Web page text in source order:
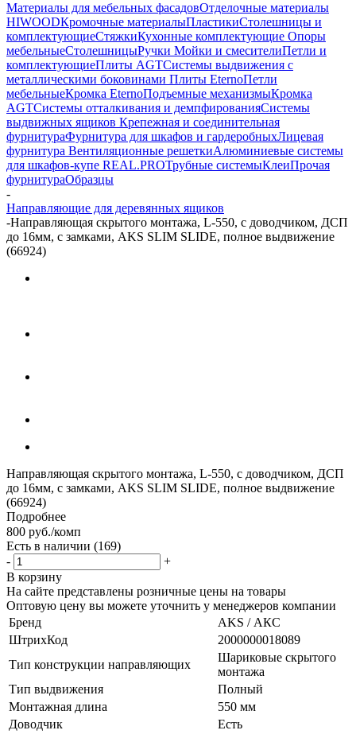
Материалы для мебельных фасадовОтделочные материалы
HIWOODКромочные материалыПластикиСтолешницы и
комплектующиеСтяжкиКухонные комплектующие Опоры
мебельныеСтолешницыРучки Мойки и смесителиПетли и
комплектующиеПлиты AGTСистемы выдвижения с
металлическими боковинами Плиты EternoПетли
мебельныеКромка EternoПодъемные механизмыКромка
AGTСистемы отталкивания и демпфированияСистемы
выдвижных ящиков Крепежная и соединительная
фурнитураФурнитура для шкафов и гардеробныхЛицевая
фурнитура Вентиляционные решеткиАлюминиевые системы
для шкафов-купе REAL.PROТрубные системыКлеиПрочая
фурнитураОбразцы
-
Направляющие для деревянных ящиков
-Направляющая скрытого монтажа, L-550, с доводчиком, ДСП
до 16мм, с замками, AKS SLIM SLIDE, полное выдвижение
(66924)
Направляющая скрытого монтажа, L-550, с доводчиком, ДСП
до 16мм, с замками, AKS SLIM SLIDE, полное выдвижение
(66924)
Подробнее
800 руб./комп
Есть в наличии (169)
-
+
В корзину
На сайте представлены розничные цены на товары
Оптовую цену вы можете уточнить у менеджеров компании
Бренд
AKS / АКС
ШтрихКод
2000000018089
Тип конструкции направляющих
Шариковые скрытого
монтажа
Тип выдвижения
Полный
Монтажная длина
550 мм
Доводчик
Есть